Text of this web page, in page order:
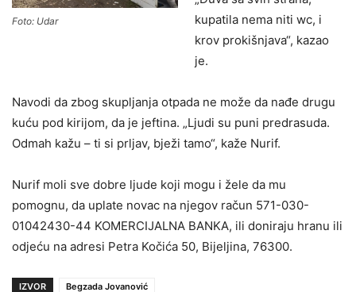
Foto: Udar
kupatila nema niti wc, i
krov prokišnjava“, kazao
je.
Navodi da zbog skupljanja otpada ne može da nađe drugu
kuću pod kirijom, da je jeftina. „Ljudi su puni predrasuda.
Odmah kažu – ti si prljav, bježi tamo“, kaže Nurif.
Nurif moli sve dobre ljude koji mogu i žele da mu
pomognu, da uplate novac na njegov račun 571-030-
01042430-44 KOMERCIJALNA BANKA, ili doniraju hranu ili
odjeću na adresi Petra Kočića 50, Bijeljina, 76300.
IZVOR Begzada Jovanović